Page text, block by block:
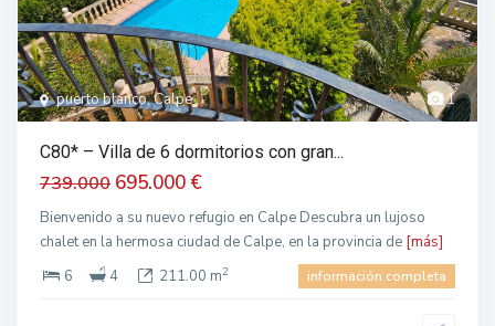
1
puerto blanco, Calpe
C80* – Villa de 6 dormitorios con gran...
739.000 695.000 €
Bienvenido a su nuevo refugio en Calpe Descubra un lujoso
chalet en la hermosa ciudad de Calpe, en la provincia de [más]
6
4 211.00 m2 información completa